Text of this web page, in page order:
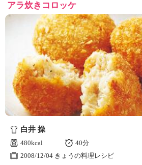
アラ炊きコロッケ
白井 操
480kcal
40分
2008/12/04 きょうの料理レシピ